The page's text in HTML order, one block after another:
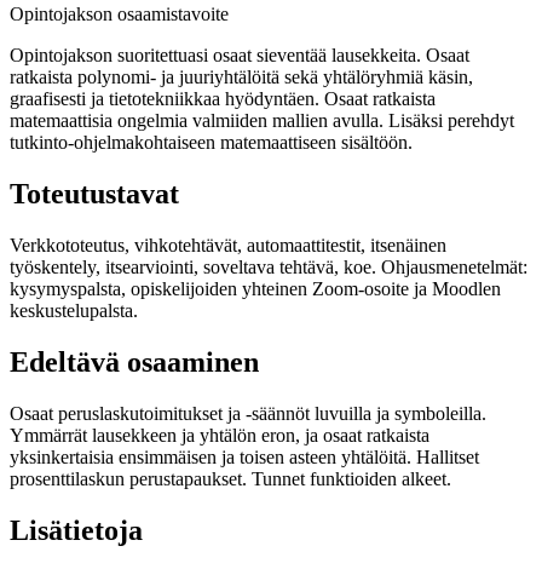
Opintojakson osaamistavoite
Opintojakson suoritettuasi osaat sieventää lausekkeita. Osaat
ratkaista polynomi- ja juuriyhtälöitä sekä yhtälöryhmiä käsin,
graafisesti ja tietotekniikkaa hyödyntäen. Osaat ratkaista
matemaattisia ongelmia valmiiden mallien avulla. Lisäksi perehdyt
tutkinto-ohjelmakohtaiseen matemaattiseen sisältöön.
Toteutustavat
Verkkototeutus, vihkotehtävät, automaattitestit, itsenäinen
työskentely, itsearviointi, soveltava tehtävä, koe. Ohjausmenetelmät:
kysymyspalsta, opiskelijoiden yhteinen Zoom-osoite ja Moodlen
keskustelupalsta.
Edeltävä osaaminen
Osaat peruslaskutoimitukset ja -säännöt luvuilla ja symboleilla.
Ymmärrät lausekkeen ja yhtälön eron, ja osaat ratkaista
yksinkertaisia ensimmäisen ja toisen asteen yhtälöitä. Hallitset
prosenttilaskun perustapaukset. Tunnet funktioiden alkeet.
Lisätietoja